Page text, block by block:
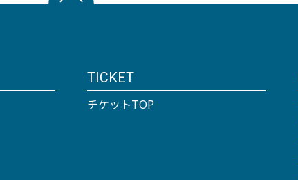
TICKET
チケットTOP